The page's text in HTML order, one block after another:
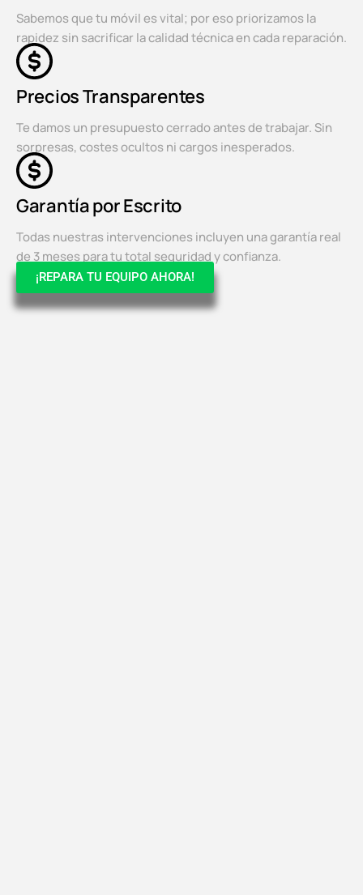
Sabemos que tu móvil es vital; por eso priorizamos la
rapidez sin sacrificar la calidad técnica en cada reparación.
Precios Transparentes
Te damos un presupuesto cerrado antes de trabajar. Sin
sorpresas, costes ocultos ni cargos inesperados.
Garantía por Escrito
Todas nuestras intervenciones incluyen una garantía real
de 3 meses para tu total seguridad y confianza.
¡REPARA TU EQUIPO AHORA!